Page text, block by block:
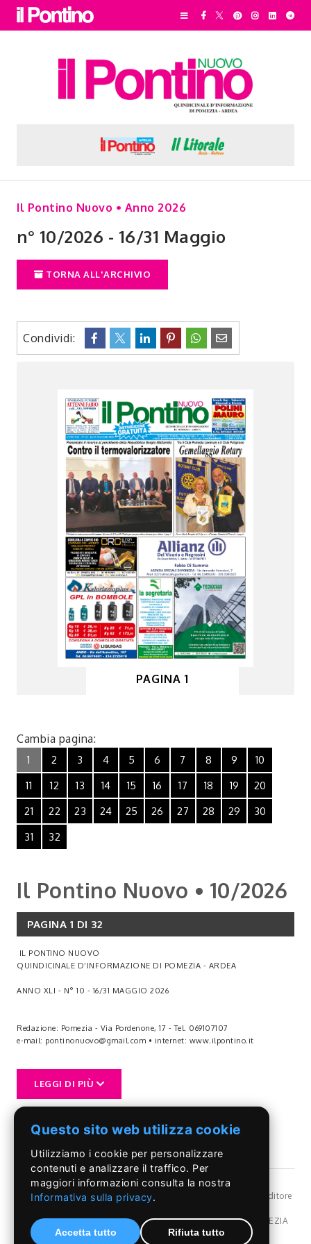
Il Pontino Nuovo • Anno 2026
n° 10/2026 - 16/31 Maggio
TORNA ALL'ARCHIVIO
Condividi:
PAGINA 1
Cambia pagina:
1 2 3 4 5 6 7 8 9
10
11
12 13 14 15 16 17 18 19
20
21
22 23 24 25 26 27 28 29
30
31
32
Il Pontino Nuovo • 10/2026
PAGINA 1 DI 32
IL PONTINO NUOVO
QUINDICINALE D’INFORMAZIONE DI POMEZIA - ARDEA
ANNO XLI - N° 10 - 16/31 MAGGIO 2026
Redazione: Pomezia - Via Pordenone, 17 - Tel. 069107107
e-mail: pontinonuovo@gmail.com • internet: www.ilpontino.it
STAMPATO IN 12.000 COPIE
L’iniziativa è stata promossa dal senatore Silvestroni di Fratelli d’Italia per
Tra il Club Pomezia Lavinium e il Club Putignano
Gemellaggio Rotary
Da sx: Maria Donghia di Putignano e Giuseppe Giannini di Pomezia. A
pag. 6
LEGGI DI PIÙ
©Il Pontino- Reg, Trib. Roma n.399/86 - Angelo Capriotti Editore
Dir. resp Angelo Capriotti - Redazione: Via Pordenone,17 POMEZIA
(Rm) Italy - Tel.069107107 - 328.6838080 - e-mail:
Questo sito web utilizza cookie
Utilizziamo i cookie per personalizzare
contenuti e analizzare il traffico. Per
maggiori informazioni consulta la nostra
Informativa sulla privacy.
Accetta tutto Rifiuta tutto